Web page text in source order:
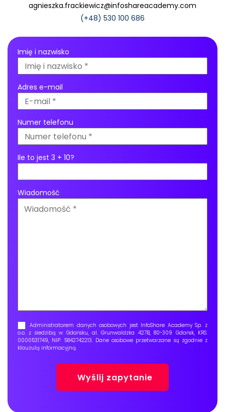
agnieszka.frackiewicz@infoshareacademy.com
(+48) 530 100 686
Imię i nazwisko
Adres e-mail
Numer telefonu
Ile to jest 3 + 10?
Wiadomość
Administratorem danych osobowych jest InfoShare Academy Sp. z
o.o. z siedzibą w Gdańsku, al. Grunwaldzka 427B, 80-309 Gdańsk, KRS:
0000531749, NIP: 5842742213. Dane osobowe przetwarzane są zgodnie z
klauzulą informacyjną.